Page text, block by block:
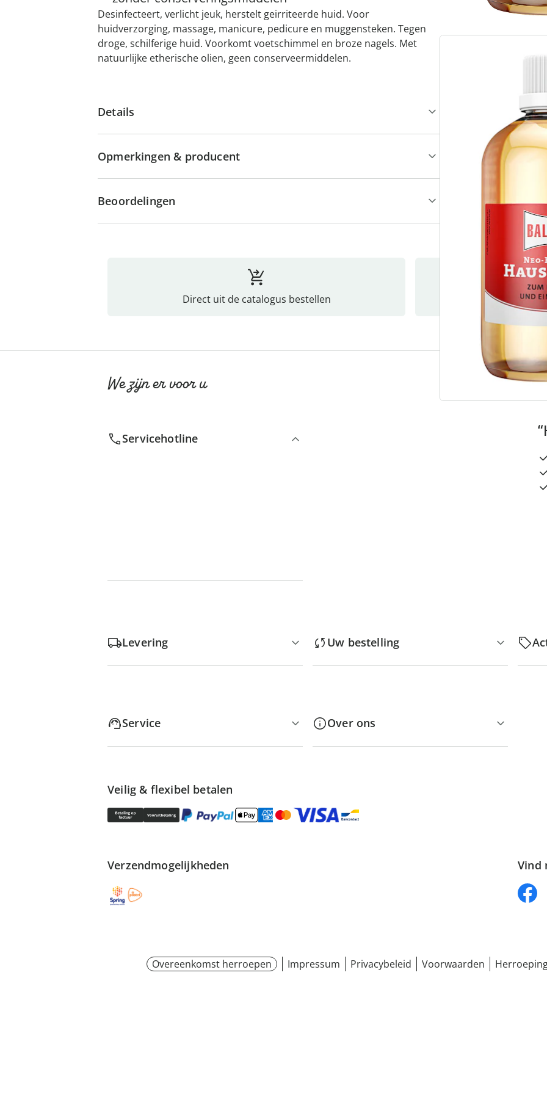
Desinfecteert, verlicht jeuk, herstelt geirriteerde huid. Voor
huidverzorging, massage, manicure, pedicure en muggensteken. Tegen
droge, schilferige huid. Voorkomt voetschimmel en broze nagels. Met
natuurlijke etherische olien, geen conserveermiddelen.
Details
Opmerkingen & producent
Beoordelingen
Direct uit de catalogus bestellen
We zijn er voor u
Servicehotline
Levering Uw bestelling
Service Over ons
Veilig & flexibel betalen
Verzendmogelijkheden Vind
Overeenkomst herroepen Impressum Privacybeleid Voorwaarden